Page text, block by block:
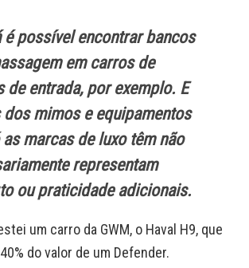
é possível encontrar bancos
em carros de
de entrada, por exemplo. E
mimos e equipamentos
as marcas de luxo têm não
representam
ou praticidade adicionais.
um carro da GWM, o Haval H9, que
do valor de um Defender.